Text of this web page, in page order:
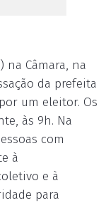
na Câmara, na
da prefeita
um eleitor. Os
às 9h. Na
com
à
e à
para